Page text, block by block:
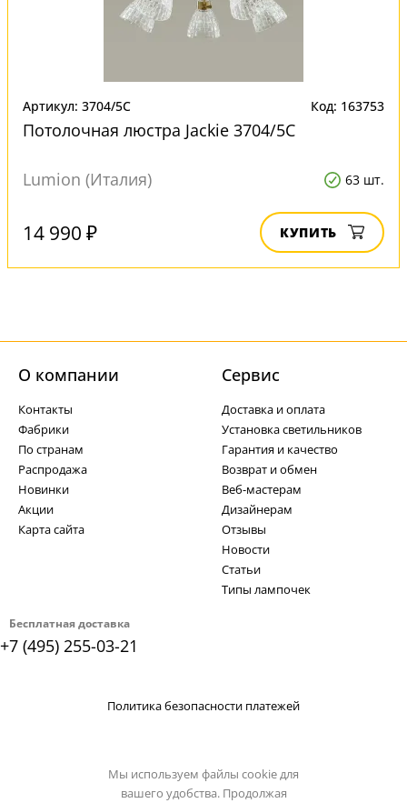
Артикул: 3704/5C Код: 163753
Потолочная люстра Jackie 3704/5C
Lumion (Италия) 63 шт.
14 990 ₽ КУПИТЬ
Бесплатная доставка
+7 (495) 255-03-21
О компании
Контакты
Фабрики
По странам
Распродажа
Новинки
Акции
Карта сайта
Cервис
Доставка и оплата
Установка светильников
Гарантия и качество
Возврат и обмен
Веб-мастерам
Дизайнерам
Отзывы
Новости
Статьи
Типы лампочек
Политика безопасности платежей
Мы используем файлы cookie для
вашего удобства. Продолжая